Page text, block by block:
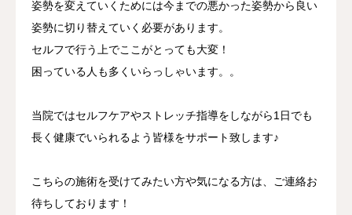
姿勢を変えていくためには今までの悪かった姿勢から良い
姿勢に切り替えていく必要があります。
セルフで行う上でここがとっても大変！
困っている人も多くいらっしゃいます。。
当院ではセルフケアやストレッチ指導をしながら1日でも
長く健康でいられるよう皆様をサポート致します♪
こちらの施術を受けてみたい方や気になる方は、ご連絡お
待ちしております！